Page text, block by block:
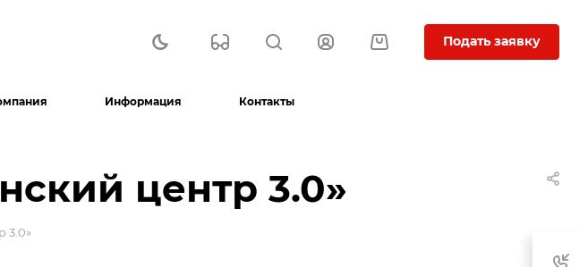
Подать заявку
Информация Контакты
центр 3.0»
3.0»